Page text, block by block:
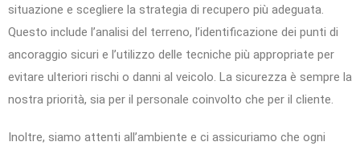
situazione e scegliere la strategia di recupero più adeguata.
Questo include l’analisi del terreno, l’identificazione dei punti di
ancoraggio sicuri e l’utilizzo delle tecniche più appropriate per
evitare ulteriori rischi o danni al veicolo. La sicurezza è sempre la
nostra priorità, sia per il personale coinvolto che per il cliente.
Inoltre, siamo attenti all’ambiente e ci assicuriamo che ogni